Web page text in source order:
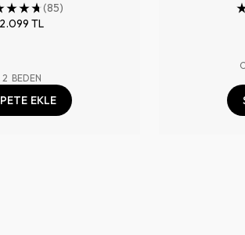
Sabitler , Tazeler
(85)
2.099 TL
2 BEDEN
EKLE